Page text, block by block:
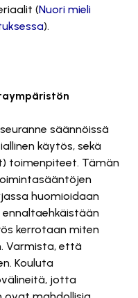
(Nuori mieli
).
säännöissä
käytös, sekä
toimenpiteet. Tämän
huomioidaan
kerrotaan miten
Varmista, että
Kouluta
jotta